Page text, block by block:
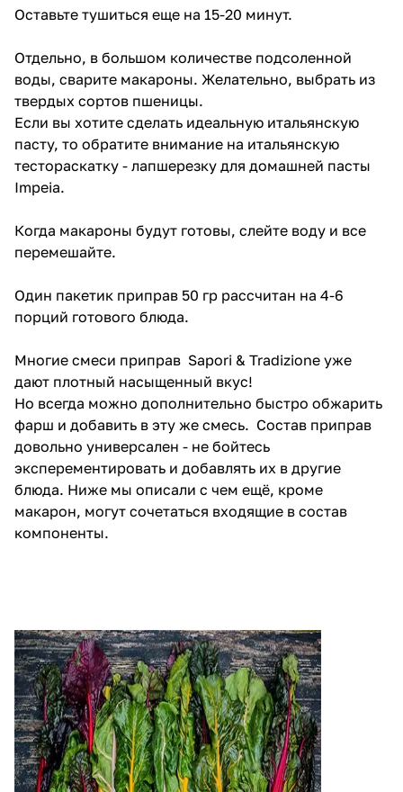
Оставьте тушиться еще на 15-20 минут.
Отдельно, в большом количестве подсоленной
воды, cварите макароны. Желательно, выбрать из
твердых сортов пшеницы.
Если вы хотите сделать идеальную итальянскую
пасту, то обратите внимание на итальянскую
тестораскатку - лапшерезку для домашней пасты
Impeia.
Когда макароны будут готовы, слейте воду и все
перемешайте.
Один пакетик приправ 50 гр рассчитан на 4-6
порций готового блюда.
Многие смеси приправ Sapori & Tradizione уже
дают плотный насыщенный вкус!
Но всегда можно дополнительно быстро обжарить
фарш и добавить в эту же смесь. Состав приправ
довольно универсален - не бойтесь
эксперементировать и добавлять их в другие
блюда. Ниже мы описали с чем ещё, кроме
макарон, могут сочетаться входящие в состав
компоненты.